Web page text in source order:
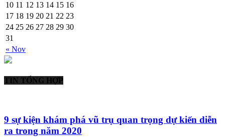
« Nov
10 11 12 13 14 15 16
17 18 19 20 21 22 23
24 25 26 27 28 29 30
31
TIN TỔNG HỢP
9 sự kiện khám phá vũ trụ quan trọng dự kiến diễn
ra trong năm 2020